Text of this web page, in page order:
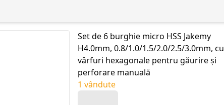
Set de 6 burghie micro HSS Jakemy
H4.0mm, 0.8/1.0/1.5/2.0/2.5/3.0mm, cu
vârfuri hexagonale pentru găurire și
perforare manuală
1 vândute